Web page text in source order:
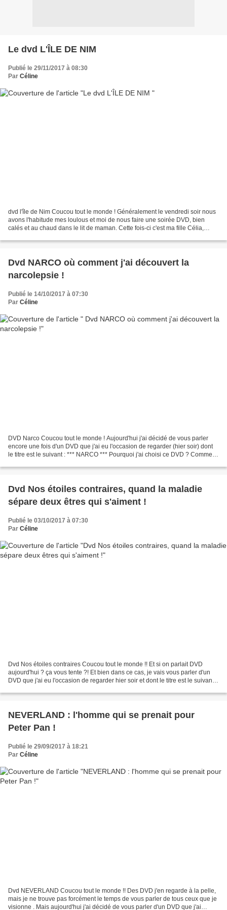
Le dvd L'ÎLE DE NIM
Publié le 29/11/2017 à 08:30
Par Céline
dvd l'île de Nim Coucou tout le monde ! Généralement le vendredi soir nous
avons l'habitude mes loulous et moi de nous faire une soirée DVD, bien
calés et au chaud dans le lit de maman. Cette fois-ci c'est ma fille Célia,
Dvd NARCO où comment j'ai découvert la
narcolepsie !
Publié le 14/10/2017 à 07:30
Par Céline
DVD Narco Coucou tout le monde ! Aujourd'hui j'ai décidé de vous parler
encore une fois d'un DVD que j'ai eu l'occasion de regarder (hier soir) dont
le titre est le suivant : *** NARCO *** Pourquoi j'ai choisi ce DVD ? Comme à
Dvd Nos étoiles contraires, quand la maladie
sépare deux êtres qui s'aiment !
Publié le 03/10/2017 à 07:30
Par Céline
Dvd Nos étoiles contraires Coucou tout le monde !! Et si on parlait DVD
aujourd'hui ? ça vous tente ?! Et bien dans ce cas, je vais vous parler d'un
DVD que j'ai eu l'occasion de regarder hier soir et dont le titre est le suivant :
NEVERLAND : l'homme qui se prenait pour
Peter Pan !
Publié le 29/09/2017 à 18:21
Par Céline
Dvd NEVERLAND Coucou tout le monde !! Des DVD j'en regarde à la pelle,
mais je ne trouve pas forcément le temps de vous parler de tous ceux que je
visionne . Mais aujourd'hui j'ai décidé de vous parler d'un DVD que j'ai